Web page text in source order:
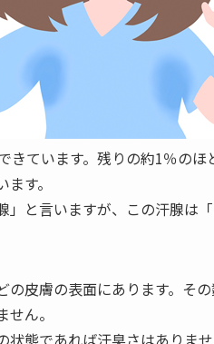
きています。残りの約1％の
す。
」と言いますが、この汗腺は
の皮膚の表面にあります。そ
ん。
態であれば汗臭さはありませ